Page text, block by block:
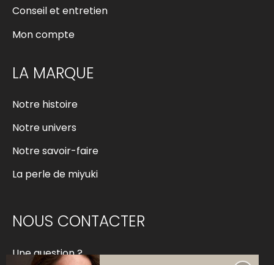
Conseil et entretien
Mon compte
LA MARQUE
Notre histoire
Notre univers
Notre savoir-faire
La perle de miyuki
NOUS CONTACTER
Une question ?